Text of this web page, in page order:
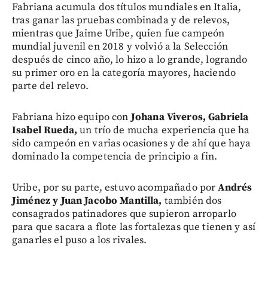
Fabriana acumula dos títulos mundiales en Italia,
tras ganar las pruebas combinada y de relevos,
mientras que Jaime Uribe, quien fue campeón
mundial juvenil en 2018 y volvió a la Selección
después de cinco año, lo hizo a lo grande, logrando
su primer oro en la categoría mayores, haciendo
parte del relevo.
Fabriana hizo equipo conJohana Viveros, Gabriela
Isabel Rueda, un trío de mucha experiencia que ha
sido campeón en varias ocasiones y de ahí que haya
dominado la competencia de principio a fin.
Uribe, por su parte, estuvo acompañado porAndrés
Jiménez y Juan Jacobo Mantilla, también dos
consagrados patinadores que supieron arroparlo
para que sacara a flote las fortalezas que tienen y así
ganarles el puso a los rivales.